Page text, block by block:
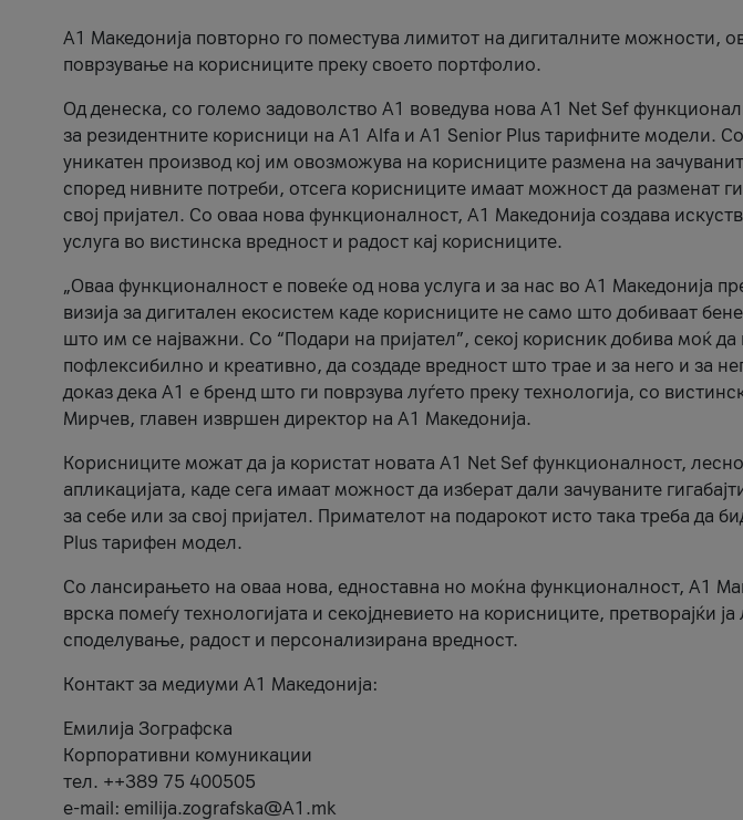
А1 Македонија повторно го поместува лимитот на дигиталните можности,
поврзување на корисниците преку своето портфолио.
Од денеска, со големо задоволство А1 воведува нова A1 Net Sef
за резидентните корисници на А1 Alfa и A1 Senior Plus тарифните модели.
уникатен производ кој им овозможува на корисниците размена на
според нивните потреби, отсега корисниците имаат можност да разменат
свој пријател. Со оваа нова функционалност, А1 Македонија создава
услуга во вистинска вредност и радост кај корисниците.
„Оваа функционалност е повеќе од нова услуга и за нас во А1 Македонија
визија за дигитален екосистем каде корисниците не само што добиваат
што им се најважни. Со “Подари на пријател”, секој корисник добива моќ да
пофлексибилно и креативно, да создаде вредност што трае и за него и за
доказ дека А1 е бренд што ги поврзува луѓето преку технологија, со
Мирчев, главен извршен директор на А1 Македонија.
Корисниците можат да ја користат новата А1 Net Sef функционалност,
апликацијата, каде сега имаат можност да изберат дали зачуваните
за себе или за свој пријател. Примателот на подарокот исто така треба да
Plus тарифен модел.
Со лансирањето на оваа нова, едноставна но моќна функционалност, А1
врска помеѓу технологијата и секојдневието на корисниците, претворајќи
споделување, радост и персонализирана вредност.
Контакт за медиуми А1 Македонија:
Емилија Зографска
Корпоративни комуникации
тел. ++389 75 400505
e-mail: emilija.zografska@A1.mk